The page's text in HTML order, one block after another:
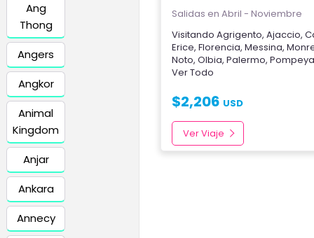
Ang
Thong
Angers
Angkor
Animal
Kingdom
Anjar
Ankara
Annecy
Salidas en Abril - Noviembre
Visitando Agrigento, Ajaccio,
Erice, Florencia, Messina,
Noto, Olbia, Palermo, Pompeya
Ver Todo
$2,206 USD
Ver Viaje